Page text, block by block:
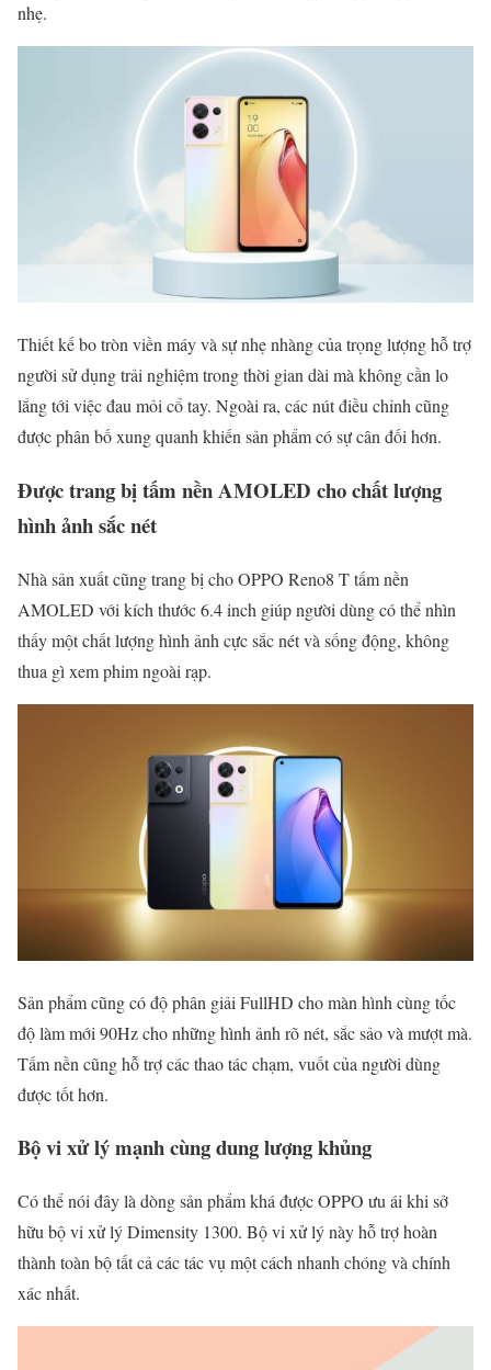
nhẹ.
Thiết kế bo tròn viền máy và sự nhẹ nhàng của trọng lượng hỗ trợ
người sử dụng trải nghiệm trong thời gian dài mà không cần lo
lắng tới việc đau mỏi cổ tay. Ngoài ra, các nút điều chỉnh cũng
được phân bố xung quanh khiến sản phẩm có sự cân đối hơn.
Được trang bị tấm nền AMOLED cho chất lượng
hình ảnh sắc nét
Nhà sản xuất cũng trang bị cho OPPO Reno8 T tấm nền
AMOLED với kích thước 6.4 inch giúp người dùng có thể nhìn
thấy một chất lượng hình ảnh cực sắc nét và sống động, không
thua gì xem phim ngoài rạp.
Sản phẩm cũng có độ phân giải FullHD cho màn hình cùng tốc
độ làm mới 90Hz cho những hình ảnh rõ nét, sắc sảo và mượt mà.
Tấm nền cũng hỗ trợ các thao tác chạm, vuốt của người dùng
được tốt hơn.
Bộ vi xử lý mạnh cùng dung lượng khủng
Có thể nói đây là dòng sản phẩm khá được OPPO ưu ái khi sở
hữu bộ vi xử lý Dimensity 1300. Bộ vi xử lý này hỗ trợ hoàn
thành toàn bộ tất cả các tác vụ một cách nhanh chóng và chính
xác nhất.